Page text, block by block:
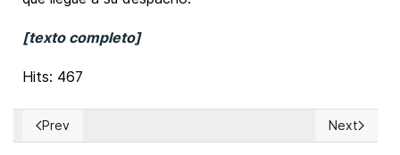
[texto completo]
Hits: 467
Previous article: Bolivia: Presidente Luis Arce aseguró que
Prev Next
Next